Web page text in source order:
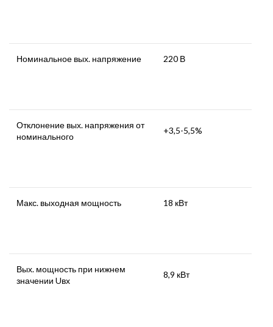
Номинальное вых. напряжение 220 В
Отклонение вых. напряжения от
номинального
+3,5-5,5%
Макс. выходная мощность 18 кВт
Вых. мощность при нижнем
значении Uвх
8,9 кВт